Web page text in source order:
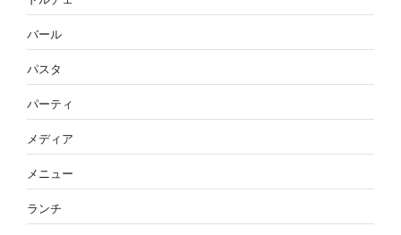
バール
パスタ
パーティ
メディア
メニュー
ランチ